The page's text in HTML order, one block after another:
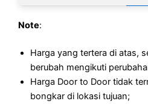
Note:
Harga yang tertera di atas,
berubah mengikuti
Harga Door to Door tidak
bongkar di lokasi tujuan;